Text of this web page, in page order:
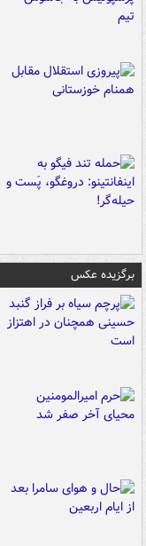
برگزیده عکس